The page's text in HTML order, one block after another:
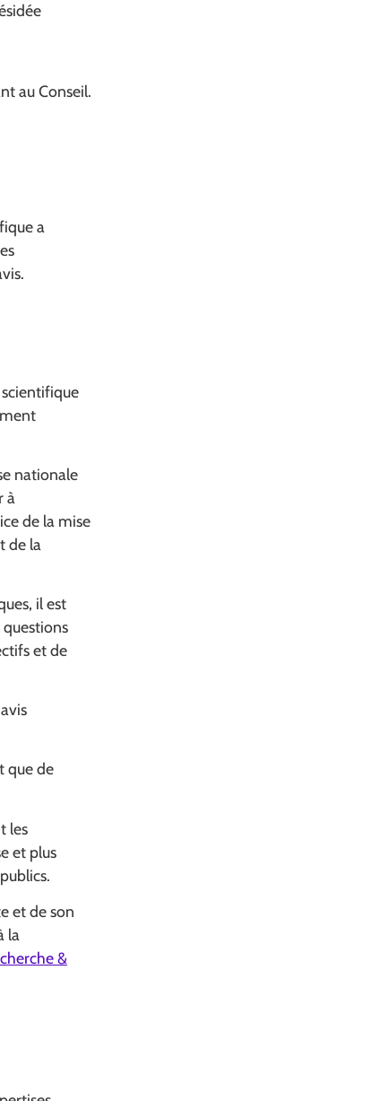
au Conseil.
a
nationale
à
de la mise
de la
il est
questions
et de
que de
les
et plus
et de son
la
&